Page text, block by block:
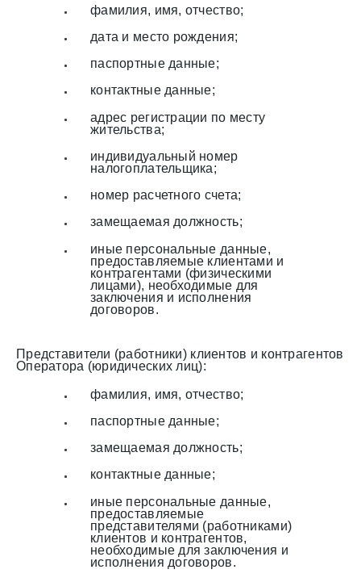
фамилия, имя, отчество;
дата и место рождения;
паспортные данные;
контактные данные;
адрес регистрации по месту
жительства;
индивидуальный номер
налогоплательщика;
номер расчетного счета;
замещаемая должность;
иные персональные данные,
предоставляемые клиентами и
контрагентами (физическими
лицами), необходимые для
заключения и исполнения
договоров.
Представители (работники) клиентов и контрагентов
Оператора (юридических лиц):
фамилия, имя, отчество;
паспортные данные;
замещаемая должность;
контактные данные;
иные персональные данные,
предоставляемые
представителями (работниками)
клиентов и контрагентов,
необходимые для заключения и
исполнения договоров.